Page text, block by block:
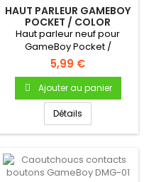
HAUT PARLEUR GAMEBOY
POCKET / COLOR
Haut parleur neuf pour
GameBoy Pocket /
ColorHaut parleur
(enceinte)...
5,99 €
Ajouter au panier
Détails